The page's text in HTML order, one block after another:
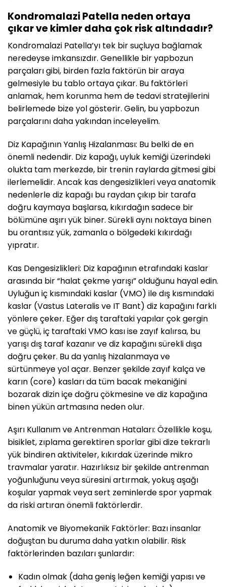
Kondromalazi Patella neden ortaya
çıkar ve kimler daha çok risk altındadır?
Kondromalazi Patella’yı tek bir suçluya bağlamak
neredeyse imkansızdır. Genellikle bir yapbozun
parçaları gibi, birden fazla faktörün bir araya
gelmesiyle bu tablo ortaya çıkar. Bu faktörleri
anlamak, hem korunma hem de tedavi stratejilerini
belirlemede bize yol gösterir. Gelin, bu yapbozun
parçalarını daha yakından inceleyelim.
Diz Kapağının Yanlış Hizalanması: Bu belki de en
önemli nedendir. Diz kapağı, uyluk kemiği üzerindeki
olukta tam merkezde, bir trenin raylarda gitmesi gibi
ilerlemelidir. Ancak kas dengesizlikleri veya anatomik
nedenlerle diz kapağı bu raydan çıkıp bir tarafa
doğru kaymaya başlarsa, kıkırdağın sadece bir
bölümüne aşırı yük biner. Sürekli aynı noktaya binen
bu orantısız yük, zamanla o bölgedeki kıkırdağı
yıpratır.
Kas Dengesizlikleri: Diz kapağının etrafındaki kaslar
arasında bir “halat çekme yarışı” olduğunu hayal edin.
Uyluğun iç kısmındaki kaslar (VMO) ile dış kısmındaki
kaslar (Vastus Lateralis ve IT Bant) diz kapağını farklı
yönlere çeker. Eğer dış taraftaki yapılar çok gergin
ve güçlü, iç taraftaki VMO kası ise zayıf kalırsa, bu
yarışı dış taraf kazanır ve diz kapağını sürekli dışa
doğru çeker. Bu da yanlış hizalanmaya ve
sürtünmeye yol açar. Benzer şekilde zayıf kalça ve
karın (core) kasları da tüm bacak mekaniğini
bozarak dizin içe doğru çökmesine ve diz kapağına
binen yükün artmasına neden olur.
Aşırı Kullanım ve Antrenman Hataları: Özellikle koşu,
bisiklet, zıplama gerektiren sporlar gibi dize tekrarlı
yük bindiren aktiviteler, kıkırdak üzerinde mikro
travmalar yaratır. Hazırlıksız bir şekilde antrenman
yoğunluğunu veya süresini artırmak, yokuş aşağı
koşular yapmak veya sert zeminlerde spor yapmak
da riski artıran önemli faktörlerdir.
Anatomik ve Biyomekanik Faktörler: Bazı insanlar
doğuştan bu duruma daha yatkın olabilir. Risk
faktörlerinden bazıları şunlardır:
Kadın olmak (daha geniş leğen kemiği yapısı ve